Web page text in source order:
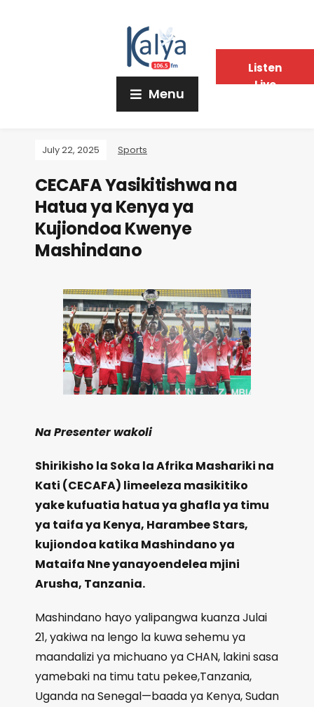
Menu
July 22, 2025 Sports
CECAFA Yasikitishwa na
Hatua ya Kenya ya
Kujiondoa Kwenye
Mashindano
Na Presenter wakoli
Shirikisho la Soka la Afrika Mashariki na
Kati (CECAFA) limeeleza masikitiko
yake kufuatia hatua ya ghafla ya timu
ya taifa ya Kenya, Harambee Stars,
kujiondoa katika Mashindano ya
Mataifa Nne yanayoendelea mjini
Arusha, Tanzania.
Mashindano hayo yalipangwa kuanza Julai
21, yakiwa na lengo la kuwa sehemu ya
maandalizi ya michuano ya CHAN, lakini sasa
yamebaki na timu tatu pekee,Tanzania,
Uganda na Senegal—baada ya Kenya, Sudan
Listen
Live